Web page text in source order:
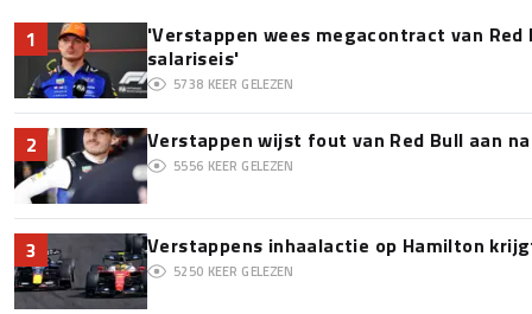
1
'Verstappen wees megacontract van
salariseis'
5738 KEER GELEZEN
2 Verstappen wijst fout van Red Bull aan
5556 KEER GELEZEN
3 Verstappens inhaalactie op Hamilton
5250 KEER GELEZEN